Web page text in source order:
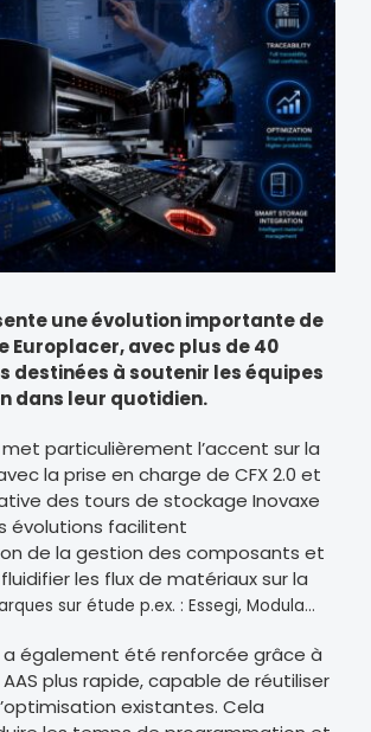
une évolution importante de
Europlacer, avec plus de 40
destinées à soutenir les équipes
dans leur quotidien.
particulièrement l’accent sur la
la prise en charge de CFX 2.0 et
des tours de stockage Inovaxe
évolutions facilitent
de la gestion des composants et
les flux de matériaux sur la
sur étude p.ex. : Essegi, Modula…
a également été renforcée grâce à
plus rapide, capable de réutiliser
existantes. Cela